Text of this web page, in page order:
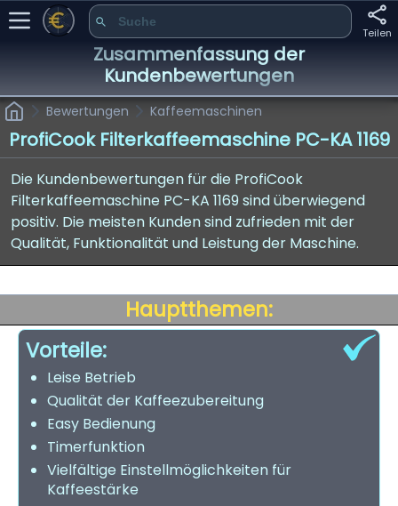
Teilen
Zusammenfassung der
Kundenbewertungen
Bewertungen Kaffeemaschinen
ProfiCook Filterkaffeemaschine PC-KA 1169
Die Kundenbewertungen für die ProfiCook
Filterkaffeemaschine PC-KA 1169 sind überwiegend
positiv. Die meisten Kunden sind zufrieden mit der
Qualität, Funktionalität und Leistung der Maschine.
Hauptthemen:
Vorteile:
Leise Betrieb
Qualität der Kaffeezubereitung
Easy Bedienung
Timerfunktion
Vielfältige Einstellmöglichkeiten für
Kaffeestärke